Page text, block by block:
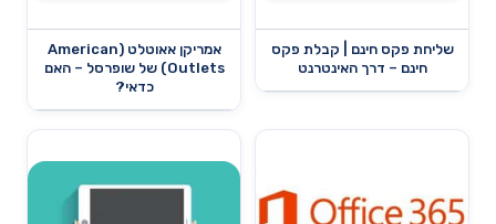
שליחת פקס חינם | קבלת פקס
חינם – דרך האינטרנט
אמריקן אאוטלט (American
Outlets) של שופרסל – האם
כדאי?